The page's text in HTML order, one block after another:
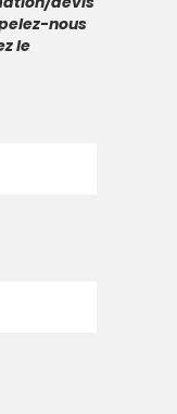
nous
le